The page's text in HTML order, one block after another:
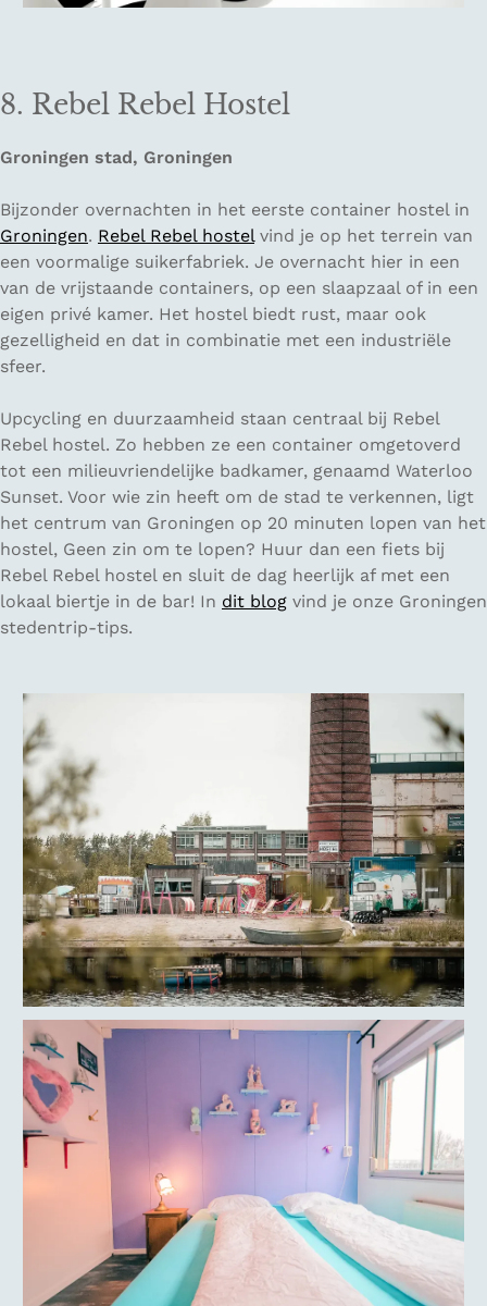
8. Rebel Rebel Hostel
Groningen stad, Groningen
Bijzonder overnachten in het eerste container hostel in
Groningen. Rebel Rebel hostelvind je op het terrein van
een voormalige suikerfabriek. Je overnacht hier in een
van de vrijstaande containers, op een slaapzaal of in een
eigen privé kamer. Het hostel biedt rust, maar ook
gezelligheid en dat in combinatie met een industriële
sfeer.
Upcycling en duurzaamheid staan centraal bij Rebel
Rebel hostel. Zo hebben ze een container omgetoverd
tot een milieuvriendelijke badkamer, genaamd Waterloo
Sunset. Voor wie zin heeft om de stad te verkennen, ligt
het centrum van Groningen op 20 minuten lopen van het
hostel, Geen zin om te lopen? Huur dan een fiets bij
Rebel Rebel hostel en sluit de dag heerlijk af met een
lokaal biertje in de bar! In dit blog vind je onze Groningen
stedentrip-tips.